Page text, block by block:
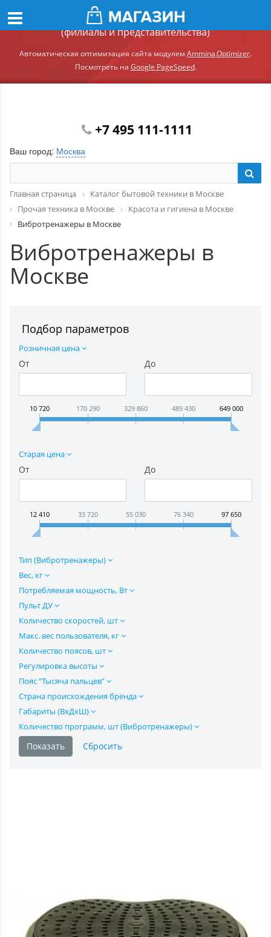
Демонстрационный сайт модуля Ammina.Регионы
(филиалы и представительства)
Автоматическая оптимизация сайта модулем Ammina.Optimizer.
Посмотреть на Google PageSpeed.
+7 495 111-1111
Ваш город: Москва
Главная страница
Каталог бытовой техники в Москве
Прочая техника в Москве
Красота и гигиена в Москве
Вибротренажеры в Москве
Вибротренажеры в
Москве
Подбор параметров
Розничная цена
От До
10 720 170 290 329 860 489 430 649 000
Старая цена
От До
12 410 33 720 55 030 76 340 97 650
Тип (Вибротренажеры)
Вес, кг
Потребляемая мощность, Вт
Пульт ДУ
Количество скоростей, шт
Макс. вес пользователя, кг
Количество поясов, шт
Регулировка высоты
Пояс “Тысяча пальцев”
Страна происхождения бренда
Габариты (ВхДхШ)
Количество программ, шт (Вибротренажеры)